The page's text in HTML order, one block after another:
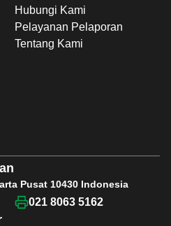
Hubungi Kami
Pelayanan Pelaporan
Tentang Kami
Pusat 10430 Indonesia
021 8063 5162